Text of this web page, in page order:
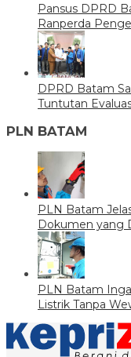
Pansus DPRD
Ranperda
DPRD Batam
Tuntutan
PLN BATAM
PLN Batam
Dokumen yang
PLN Batam
Listrik Tanpa